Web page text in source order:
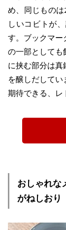
め、同じもの
しいコビトが
す。ブックマー
の一部としても
に挟む部分は
を醸しだして
期待できる、レ
おしゃれな
がねしおり